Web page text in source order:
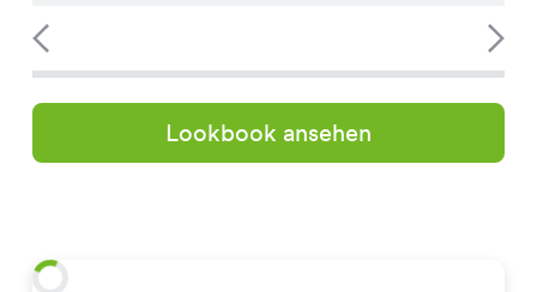
Lookbook ansehen